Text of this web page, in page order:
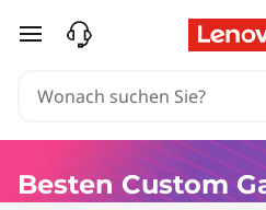
Kzum Hauptinhalt springen
Besten Custom